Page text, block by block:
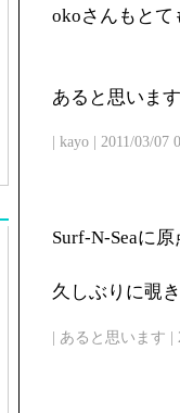
okoさんもとて
あると思いま
| kayo | 2011/03/07
Surf-N-Seaに
久しぶりに覗
| あると思います |